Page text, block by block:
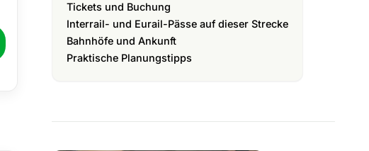
Tickets und Buchung
Interrail- und Eurail-Pässe auf dieser Strecke
Bahnhöfe und Ankunft
Praktische Planungstipps